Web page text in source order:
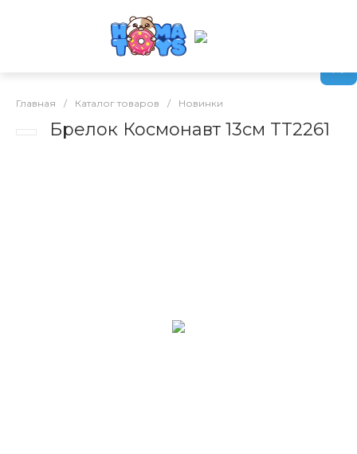
Главная / Каталог товаров / Новинки
Брелок Космонавт 13см TT2261